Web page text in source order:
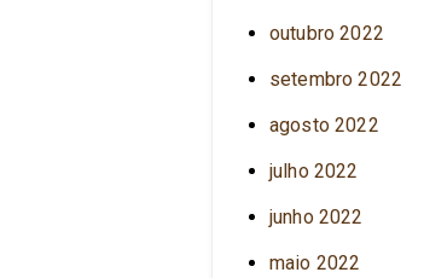
outubro 2022
setembro 2022
agosto 2022
julho 2022
junho 2022
maio 2022